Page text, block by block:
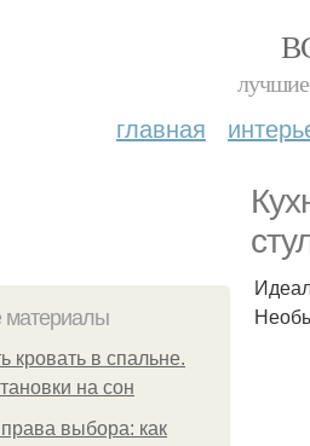
лучшие
главная
кровать в спальне.
на сон
выбора: как